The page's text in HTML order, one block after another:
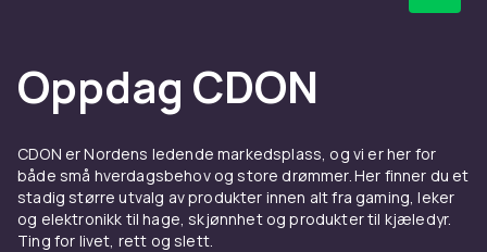
Oppdag CDON
CDON er Nordens ledende markedsplass, og vi er her for
både små hverdagsbehov og store drømmer. Her finner du et
stadig større utvalg av produkter innen alt fra gaming, leker
og elektronikk til hage, skjønnhet og produkter til kjæledyr.
Ting for livet, rett og slett.